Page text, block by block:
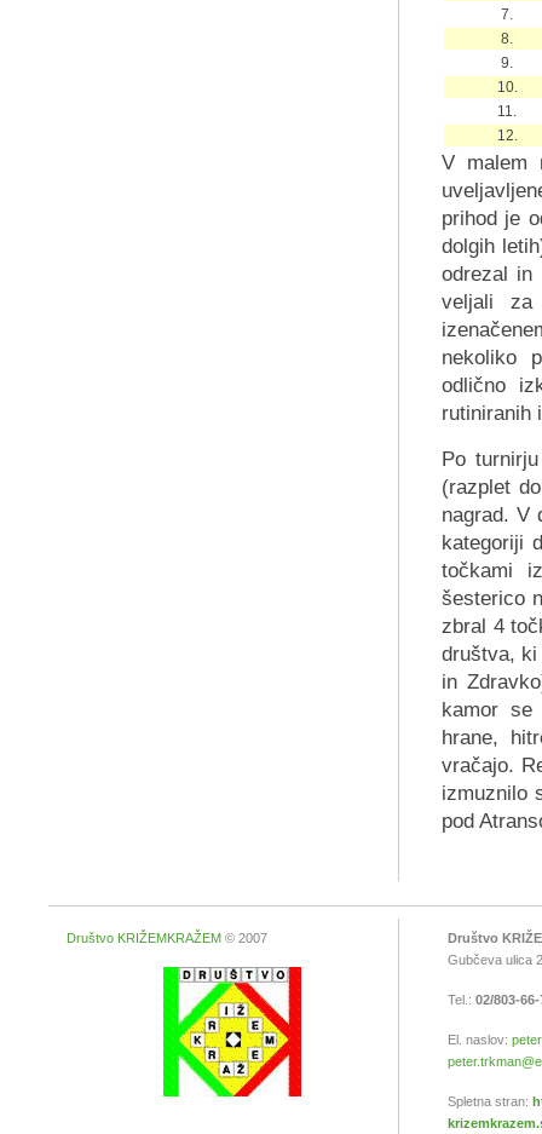
7.
8.
9.
10.
11.
12.
V malem
prihod je
dolgih
odrezal
veljali za
nekoliko
odlično
rutiniranih
Po
(razplet
nagrad. V
kategoriji
točkami
šesterico
zbral 4
društva, ki
in
kamor se
hrane,
vračajo.
izmuznilo
pod
Društvo KRIŽEMKRAŽEM © 2007
Društvo
Gubčeva ulica
Tel.: 02/803-
El. naslov:
Spletna stran: